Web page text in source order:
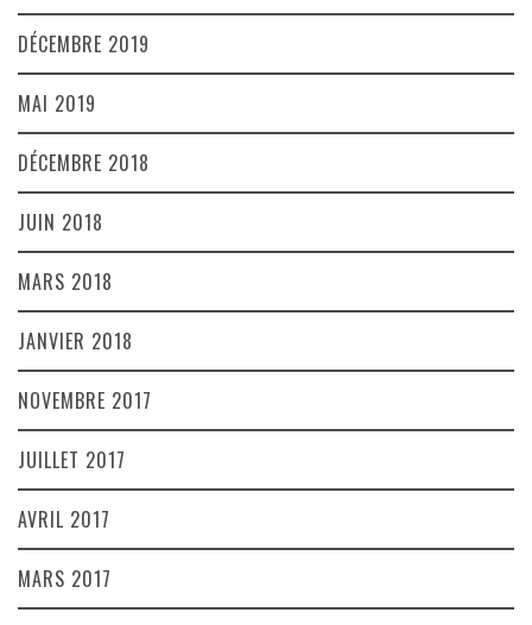
DÉCEMBRE 2019
MAI 2019
DÉCEMBRE 2018
JUIN 2018
MARS 2018
JANVIER 2018
NOVEMBRE 2017
JUILLET 2017
AVRIL 2017
MARS 2017